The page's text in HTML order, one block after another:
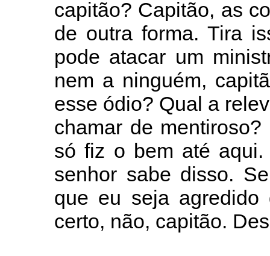
capitão? Capitão, as
de outra forma. Tira
pode atacar um
nem a ninguém,
esse ódio? Qual a
chamar de
só fiz o bem até
senhor sabe disso.
que eu seja agredido
certo, não, capitão.